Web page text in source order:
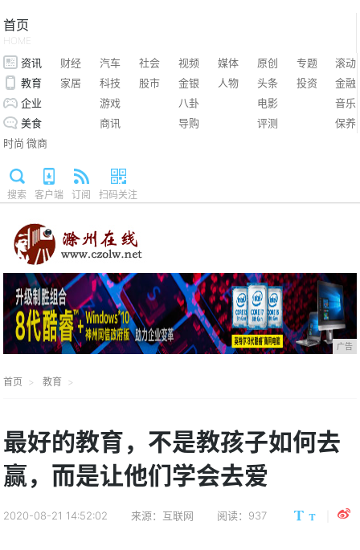
首页
HOME
资讯 财经 汽车 社会 视频 媒体 原创 专题
滚动
教育
家居 科技 股市 金银 人物 头条 投资
金融
企业
游戏 八卦 电影
音乐
美食
商讯 导购 评测
保养
时尚 微商
搜索 客户端 订阅 扫码关注
广告
首页 教育
最好的教育，不是教孩子如何去
赢，而是让他们学会去爱
2020-08-21 14:52:02 来源：互联网 阅读：937